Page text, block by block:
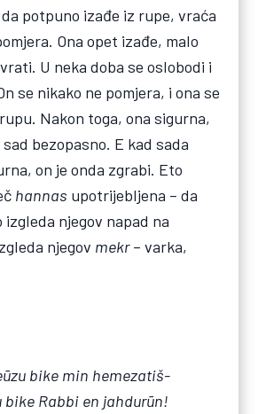
potpuno izađe iz rupe, vraća
Ona opet izađe, malo
U neka doba se oslobodi i
se nikako ne pomjera, i ona se
Nakon toga, ona sigurna,
bezopasno. E kad sada
on je onda zgrabi. Eto
hannas upotrijebljena – da
izgleda njegov napad na
njegov mekr– varka,
ūzu bike min hemezatiš-
bike Rabbi en jahdurūn!